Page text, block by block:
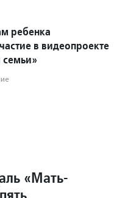
ребенка
в видеопроекте
«Мать-